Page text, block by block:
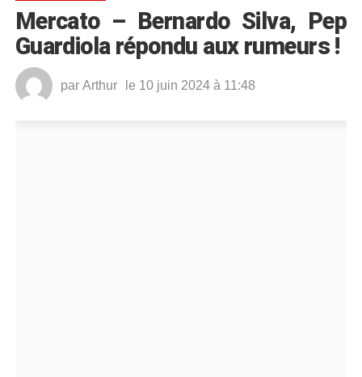
Mercato – Bernardo Silva, Pep
Guardiola répondu aux rumeurs !
par Arthur le 10 juin 2024 à 11:48